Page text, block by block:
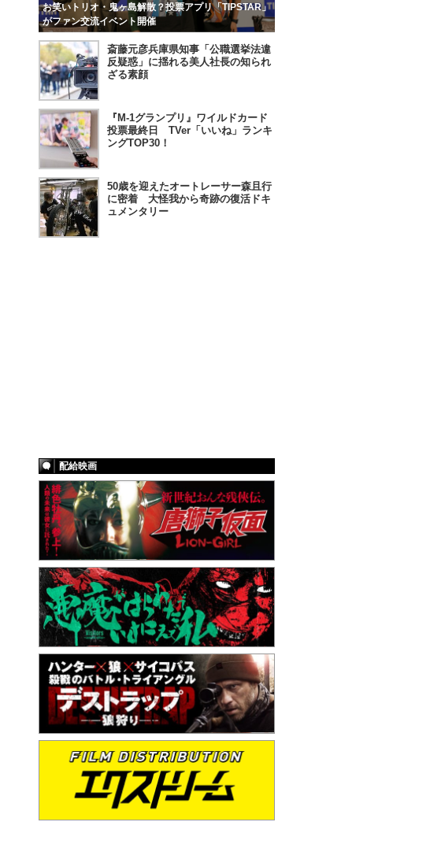
お笑いトリオ・鬼ヶ島解散？投票アプリ「TIPSTAR」
がファン交流イベント開催
斎藤元彦兵庫県知事「公職選挙法違
反疑惑」に揺れる美人社長の知られ
ざる素顔
『M-1グランプリ』ワイルドカード
投票最終日 TVer「いいね」ランキ
ングTOP30！
50歳を迎えたオートレーサー森且行
に密着 大怪我から奇跡の復活ドキ
ュメンタリー
配給映画